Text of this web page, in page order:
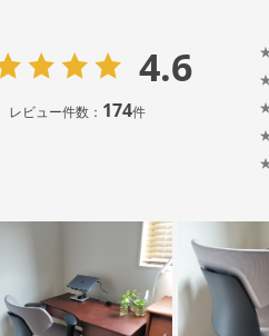
4.6
レビュー件数： 174件